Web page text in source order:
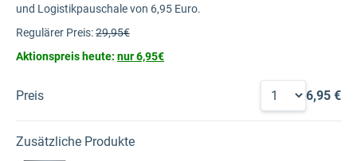
und Logistikpauschale von 6,95 Euro.
Regulärer Preis:29,95€
Aktionspreis heute: nur 6,95€
Preis 6,95 €
Zusätzliche Produkte